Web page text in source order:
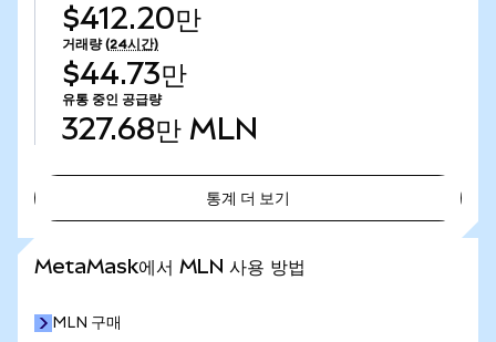
$412.20만
거래량 (24시간)
$44.73만
유통 중인 공급량
327.68만 MLN
통계 더 보기
MetaMask에서 MLN 사용 방법
MLN 구매